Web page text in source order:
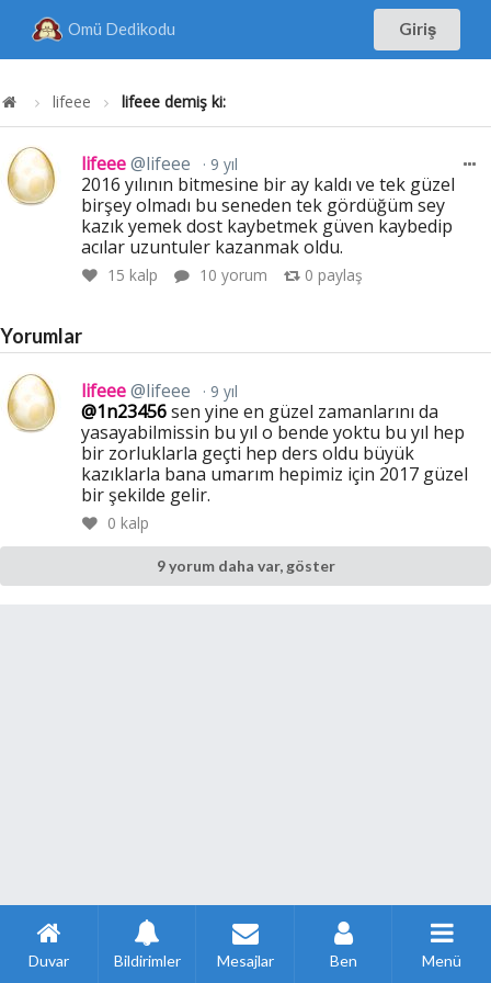
Omü Dedikodu Giriş
lifeee lifeee demiş ki:
lifeee@lifeee 9 yıl
2016 yılının bitmesine bir ay kaldı ve tek güzel
birşey olmadı bu seneden tek gördüğüm sey
kazık yemek dost kaybetmek güven kaybedip
acılar uzuntuler kazanmak oldu.
15 kalp 10 yorum 0 paylaş
Yorumlar
lifeee@lifeee 9 yıl
@1n23456sen yine en güzel zamanlarını da
yasayabilmissin bu yıl o bende yoktu bu yıl hep
bir zorluklarla geçti hep ders oldu büyük
kazıklarla bana umarım hepimiz için 2017 güzel
bir şekilde gelir.
0 kalp
9 yorum daha var, göster
Duvar Bildirimler Mesajlar Ben Menü